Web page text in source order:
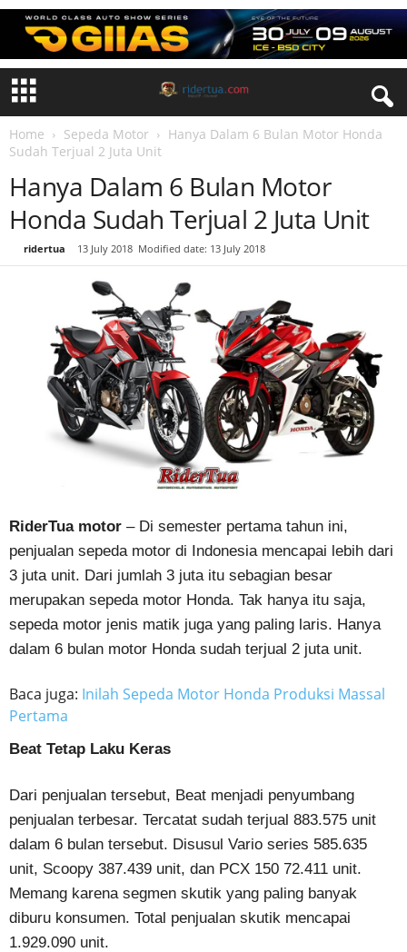
Home Sepeda Motor
Hanya Dalam 6 Bulan Motor Honda
Sudah Terjual 2 Juta Unit
Hanya Dalam 6 Bulan Motor
Honda Sudah Terjual 2 Juta Unit
ridertua 13 July 2018 Modified date: 13 July 2018
RiderTua motor – Di semester pertama tahun ini,
penjualan sepeda motor di Indonesia mencapai lebih dari
3 juta unit. Dari jumlah 3 juta itu sebagian besar
merupakan sepeda motor Honda. Tak hanya itu saja,
sepeda motor jenis matik juga yang paling laris. Hanya
dalam 6 bulan motor Honda sudah terjual 2 juta unit.
Baca juga: Inilah Sepeda Motor Honda Produksi Massal
Pertama
Beat Tetap Laku Keras
Dari penjualan tersebut, Beat menjadi penyumbang
penjualan terbesar. Tercatat sudah terjual 883.575 unit
dalam 6 bulan tersebut. Disusul Vario series 585.635
unit, Scoopy 387.439 unit, dan PCX 150 72.411 unit.
Memang karena segmen skutik yang paling banyak
diburu konsumen. Total penjualan skutik mencapai
1.929.090 unit.